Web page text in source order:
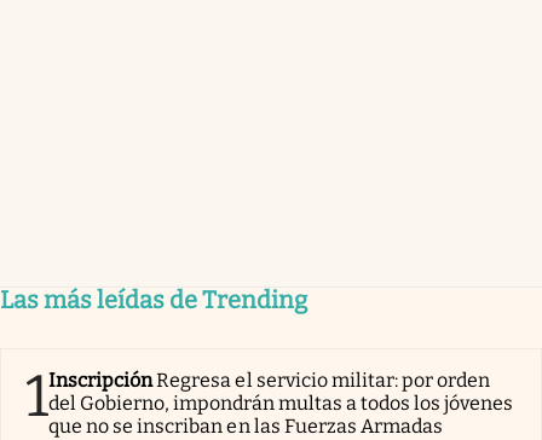
Las más leídas de Trending
1InscripciónRegresa el servicio militar: por orden
del Gobierno, impondrán multas a todos los jóvenes
que no se inscriban en las Fuerzas Armadas